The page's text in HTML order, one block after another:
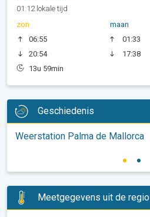
01:12 lokale tijd
zon
06:55
20:54
13u 59min
maan
01:33
17:38
Geschiedenis
Weerstation Palma de Mallorca
Meetgegevens uit de regio